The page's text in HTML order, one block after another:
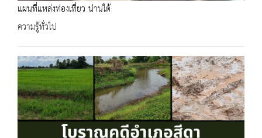
แผนที่แหล่งท่องเที่ยว น่านใต้
ความรู้ทั่วไป